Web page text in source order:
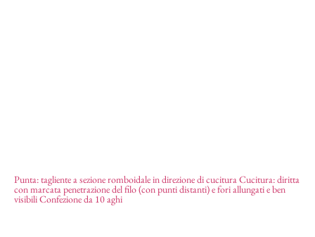
Aghi DI 13435
Punta: tagliente a sezione romboidale in direzione di cucitura Cucitura: diritta
con marcata penetrazione del filo (con punti distanti) e fori allungati e ben
visibili Confezione da 10 aghi